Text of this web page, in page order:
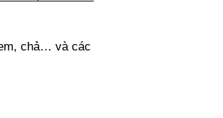
chả… và các đồ dùng